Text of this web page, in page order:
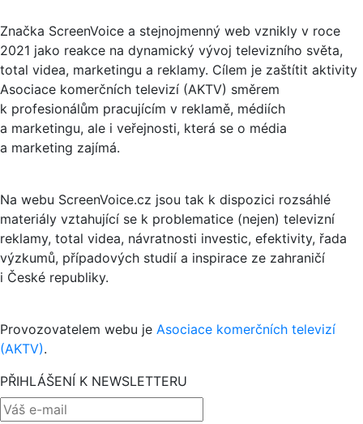
Značka ScreenVoice a stejnojmenný web vznikly v roce
2021 jako reakce na dynamický vývoj televizního světa,
total videa, marketingu a reklamy. Cílem je zaštítit aktivity
Asociace komerčních televizí (AKTV) směrem
k profesionálům pracujícím v reklamě, médiích
a marketingu, ale i veřejnosti, která se o média
a marketing zajímá.
Na webu ScreenVoice.cz jsou tak k dispozici rozsáhlé
materiály vztahující se k problematice (nejen) televizní
reklamy, total videa, návratnosti investic, efektivity, řada
výzkumů, případových studií a inspirace ze zahraničí
i České republiky.
Provozovatelem webu je Asociace komerčních televizí
(AKTV).
PŘIHLÁŠENÍ K NEWSLETTERU